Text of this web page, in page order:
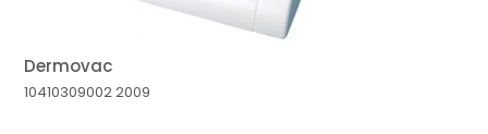
Dermovac
104103090022009